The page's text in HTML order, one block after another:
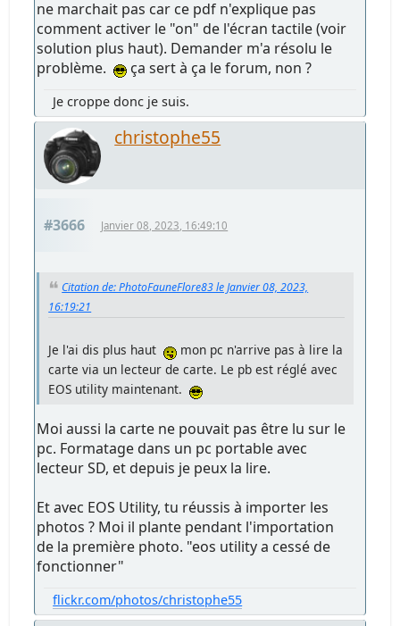
ne marchait pas car ce pdf n'explique pas
comment activer le "on" de l'écran tactile (voir
solution plus haut). Demander m'a résolu le
problème.
ça sert à ça le forum, non ?
Je croppe donc je suis.
christophe55
#3666 Janvier 08, 2023, 16:49:10
Citation de: PhotoFauneFlore83 le Janvier 08, 2023,
16:19:21
Je l'ai dis plus haut
mon pc n'arrive pas à lire la
carte via un lecteur de carte. Le pb est réglé avec
EOS utility maintenant.
Moi aussi la carte ne pouvait pas être lu sur le
pc. Formatage dans un pc portable avec
lecteur SD, et depuis je peux la lire.
Et avec EOS Utility, tu réussis à importer les
photos ? Moi il plante pendant l'importation
de la première photo. "eos utility a cessé de
fonctionner"
flickr.com/photos/christophe55